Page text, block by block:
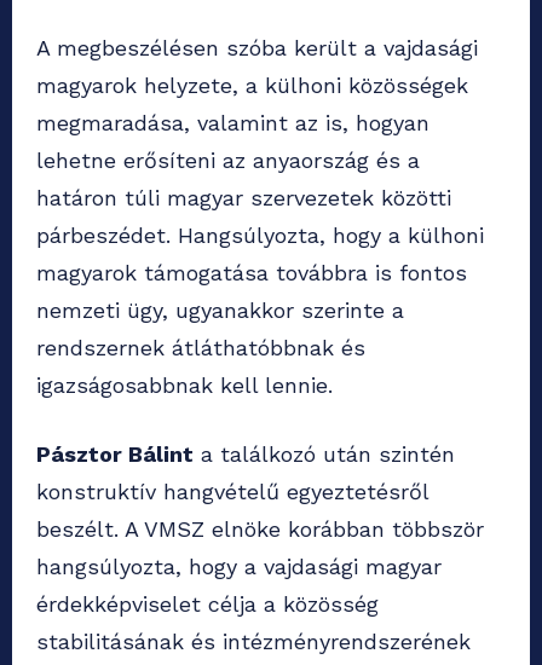
A megbeszélésen szóba került a vajdasági
magyarok helyzete, a külhoni közösségek
megmaradása, valamint az is, hogyan
lehetne erősíteni az anyaország és a
határon túli magyar szervezetek közötti
párbeszédet. Hangsúlyozta, hogy a külhoni
magyarok támogatása továbbra is fontos
nemzeti ügy, ugyanakkor szerinte a
rendszernek átláthatóbbnak és
igazságosabbnak kell lennie.
Pásztor Bálint a találkozó után szintén
konstruktív hangvételű egyeztetésről
beszélt. A VMSZ elnöke korábban többször
hangsúlyozta, hogy a vajdasági magyar
érdekképviselet célja a közösség
stabilitásának és intézményrendszerének